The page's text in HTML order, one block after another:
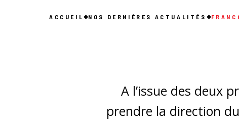
ACCUEIL NOS DERNIÈRES ACTUALITÉS
A l’issue des deux
prendre la direction